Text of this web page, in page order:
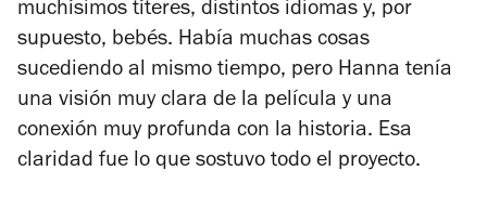
muchísimos títeres, distintos idiomas y, por
supuesto, bebés. Había muchas cosas
sucediendo al mismo tiempo, pero Hanna tenía
una visión muy clara de la película y una
conexión muy profunda con la historia. Esa
claridad fue lo que sostuvo todo el proyecto.